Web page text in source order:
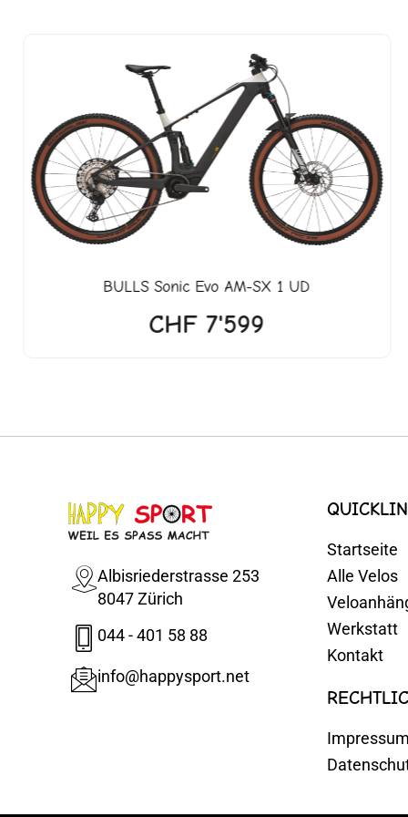
BULLSSonic Evo AM-SX 1 UD
CHF7'599
Albisriederstrasse 253
8047 Zürich
044 - 401 58 88
info@happysport.net
Startseite
Alle Velos
Werkstatt
Kontakt
Impressum